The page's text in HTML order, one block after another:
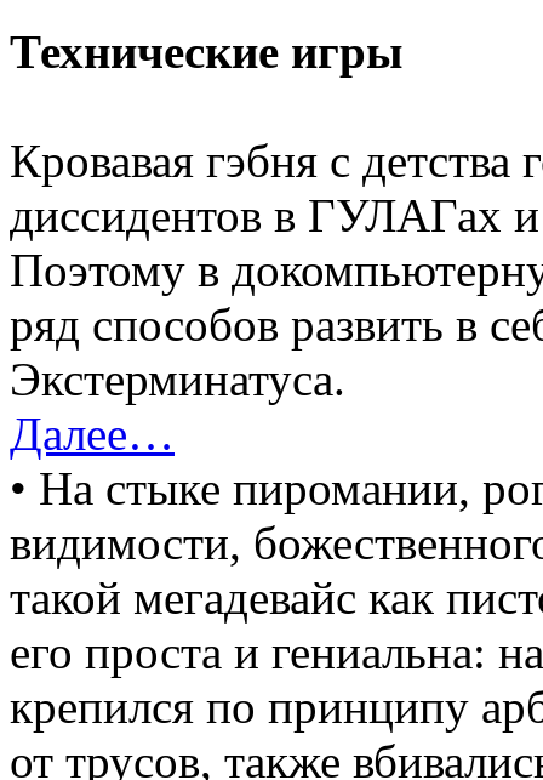
Технические игры
Кровавая гэбня с
диссидентов в ГУЛАГах
Поэтому в
ряд способов развить в
Экстерминатуса.
Далее…
• На стыке пиромании,
видимости,
такой мегадевайс как
его проста и гениальна:
крепился по принципу
от трусов, также